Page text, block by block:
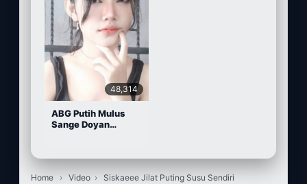
48,314
ABG Putih Mulus
Sange Doyan
Home › Video › Siskaeee Jilat Puting Susu Sendiri